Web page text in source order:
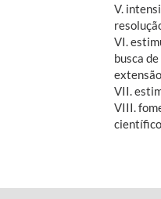
V.
VI.
busca
VII.
VIII.